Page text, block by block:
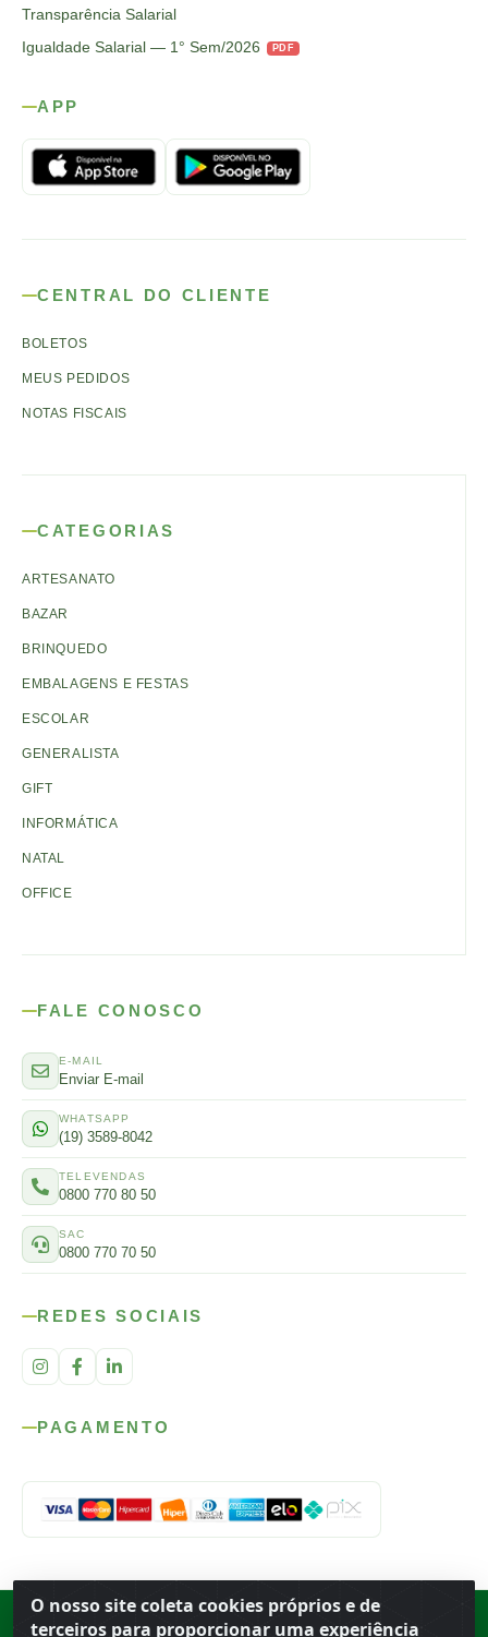
O nosso site coleta cookies próprios e de
terceiros para proporcionar uma experiência
Transparência Salarial
Igualdade Salarial — 1° Sem/2026
PDF
APP
CENTRAL DO CLIENTE
BOLETOS
MEUS PEDIDOS
NOTAS FISCAIS
CATEGORIAS
ARTESANATO
BAZAR
BRINQUEDO
EMBALAGENS E FESTAS
ESCOLAR
GENERALISTA
GIFT
INFORMÁTICA
NATAL
OFFICE
FALE CONOSCO
E-MAIL
Enviar E-mail
WHATSAPP
(19) 3589-8042
TELEVENDAS
0800 770 80 50
SAC
0800 770 70 50
REDES SOCIAIS
PAGAMENTO
Rod. SP-215, s/n, km 98 — Área Rural Porto Ferreira ·BR
· CEP